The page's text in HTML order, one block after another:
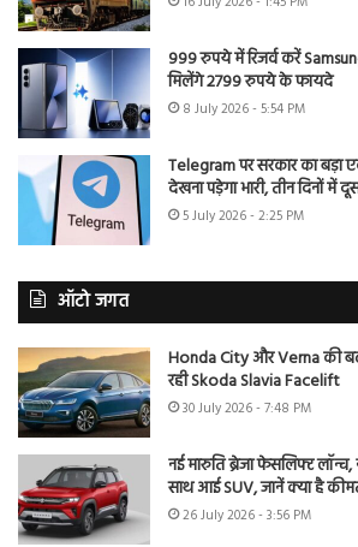
999 रुपये में रिजर्व करें
मिलेंगे 2799 रुपये के फायदे
8 July 2026 - 5:54 PM
Telegram पर सरकार का बड़ा
देखना पड़ेगा भारी, तीन दिनों में
5 July 2026 - 2:25 PM
ऑटो जगत
Honda City और Verna की
रही Skoda Slavia Facelift
30 July 2026 - 7:48 PM
नई मारुति ब्रेजा फेसलिफ्ट
साथ आई SUV, जानें क्या है
26 July 2026 - 3:56 PM